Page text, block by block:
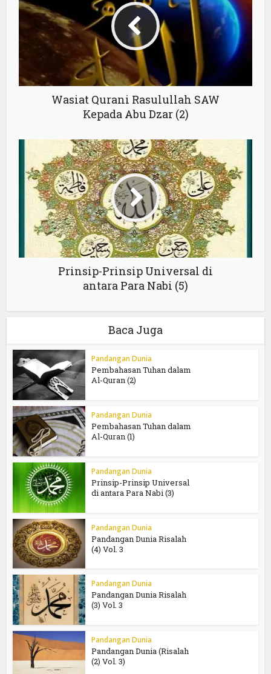
Wasiat Qurani Rasulullah SAW
Kepada Abu Dzar (2)
Prinsip-Prinsip Universal di
antara Para Nabi (5)
Baca Juga
Pandangan Dunia
Pembahasan Tuhan dalam
Al-Quran (2)
Pandangan Dunia
Pembahasan Tuhan dalam
Al-Quran (1)
Pandangan Dunia
Prinsip-Prinsip Universal
di antara Para Nabi (3)
Pandangan Dunia
Pandangan Dunia Risalah
(4) Vol. 3
Pandangan Dunia
Pandangan Dunia Risalah
(3) Vol. 3
Pandangan Dunia
Pandangan Dunia (Risalah
(2) Vol. 3)